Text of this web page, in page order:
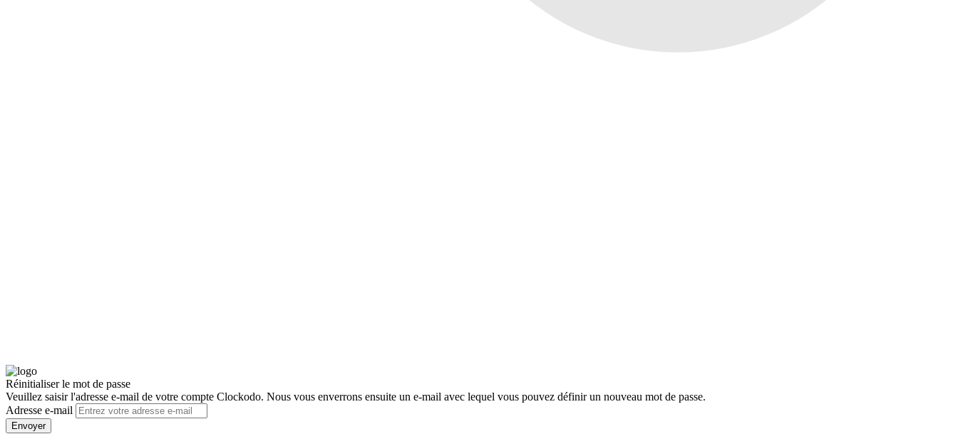
Réinitialiser le mot de passe
Veuillez saisir l'adresse e-mail de votre compte Clockodo. Nous vous enverrons ensuite un e-mail avec lequel vous pouvez définir un nouveau mot de passe.
Adresse e-mail
Envoyer